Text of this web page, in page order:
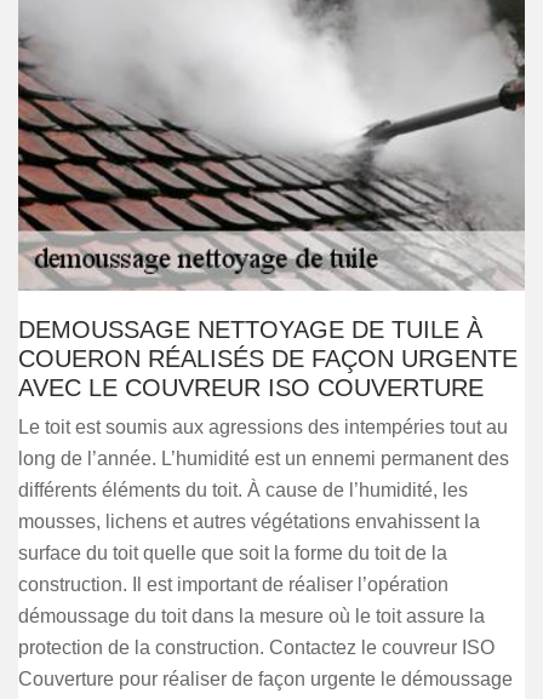
DEMOUSSAGE NETTOYAGE DE TUILE À
COUERON RÉALISÉS DE FAÇON URGENTE
AVEC LE COUVREUR ISO COUVERTURE
Le toit est soumis aux agressions des intempéries tout au
long de l’année. L’humidité est un ennemi permanent des
différents éléments du toit. À cause de l’humidité, les
mousses, lichens et autres végétations envahissent la
surface du toit quelle que soit la forme du toit de la
construction. Il est important de réaliser l’opération
démoussage du toit dans la mesure où le toit assure la
protection de la construction. Contactez le couvreur ISO
Couverture pour réaliser de façon urgente le démoussage